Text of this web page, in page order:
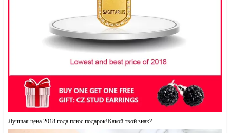
Лучшая цена 2018 года плюс подарок!Какой твой знак?